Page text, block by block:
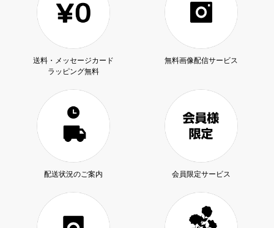
送料・メッセージカード
ラッピング無料
無料画像配信サービス
配送状況のご案内 会員限定サービス